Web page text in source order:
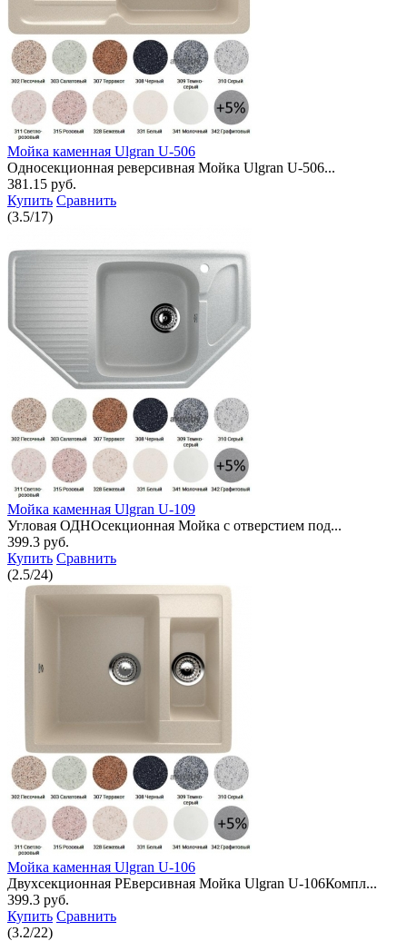
Мойка каменная Ulgran U-506
Односекционная реверсивная Мойка Ulgran U-506...
381.15 руб.
Купить Сравнить
(3.5/17)
Мойка каменная Ulgran U-109
Угловая ОДНОсекционная Мойка с отверстием под...
399.3 руб.
Купить Сравнить
(2.5/24)
Мойка каменная Ulgran U-106
Двухсекционная РЕверсивная Мойка Ulgran U-106Компл...
399.3 руб.
Купить Сравнить
(3.2/22)